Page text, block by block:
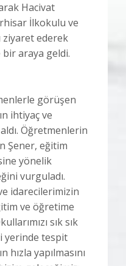
Hacivat
İlkokulu ve
ziyaret ederek
araya geldi.
görüşen
ihtiyaç ve
Öğretmenlerin
Şener, eğitim
yönelik
vurguladı.
idarecilerimizin
ve öğretime
sık sık
yerinde tespit
hızla yapılmasını